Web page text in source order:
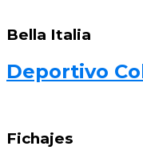
Bella Italia
Deportivo
Fichajes